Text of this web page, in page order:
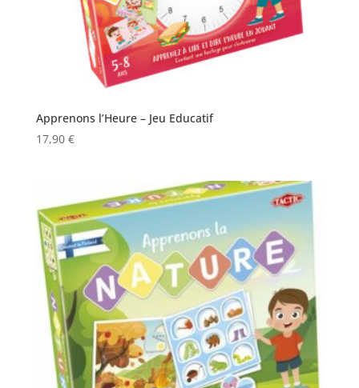
Apprenons l’Heure – Jeu Educatif
17,90 €